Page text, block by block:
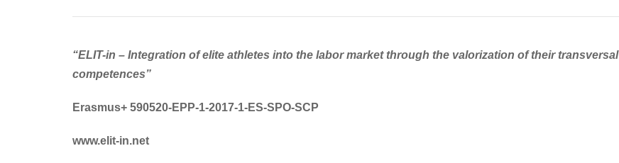
“ELIT-in – Integration of elite athletes into the labor market through the valorization of their transversal
competences”
Erasmus+ 590520-EPP-1-2017-1-ES-SPO-SCP
www.elit-in.net